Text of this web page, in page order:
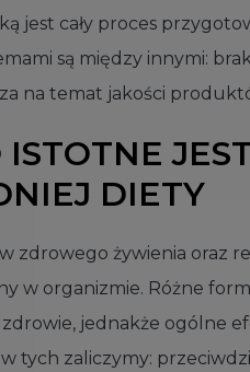
jest cały proces
są między innymi:
na temat jakości
ISTOTNE
DIETY
zdrowego żywienia oraz
w organizmie. Różne
jednakże ogólne
tych zaliczymy: